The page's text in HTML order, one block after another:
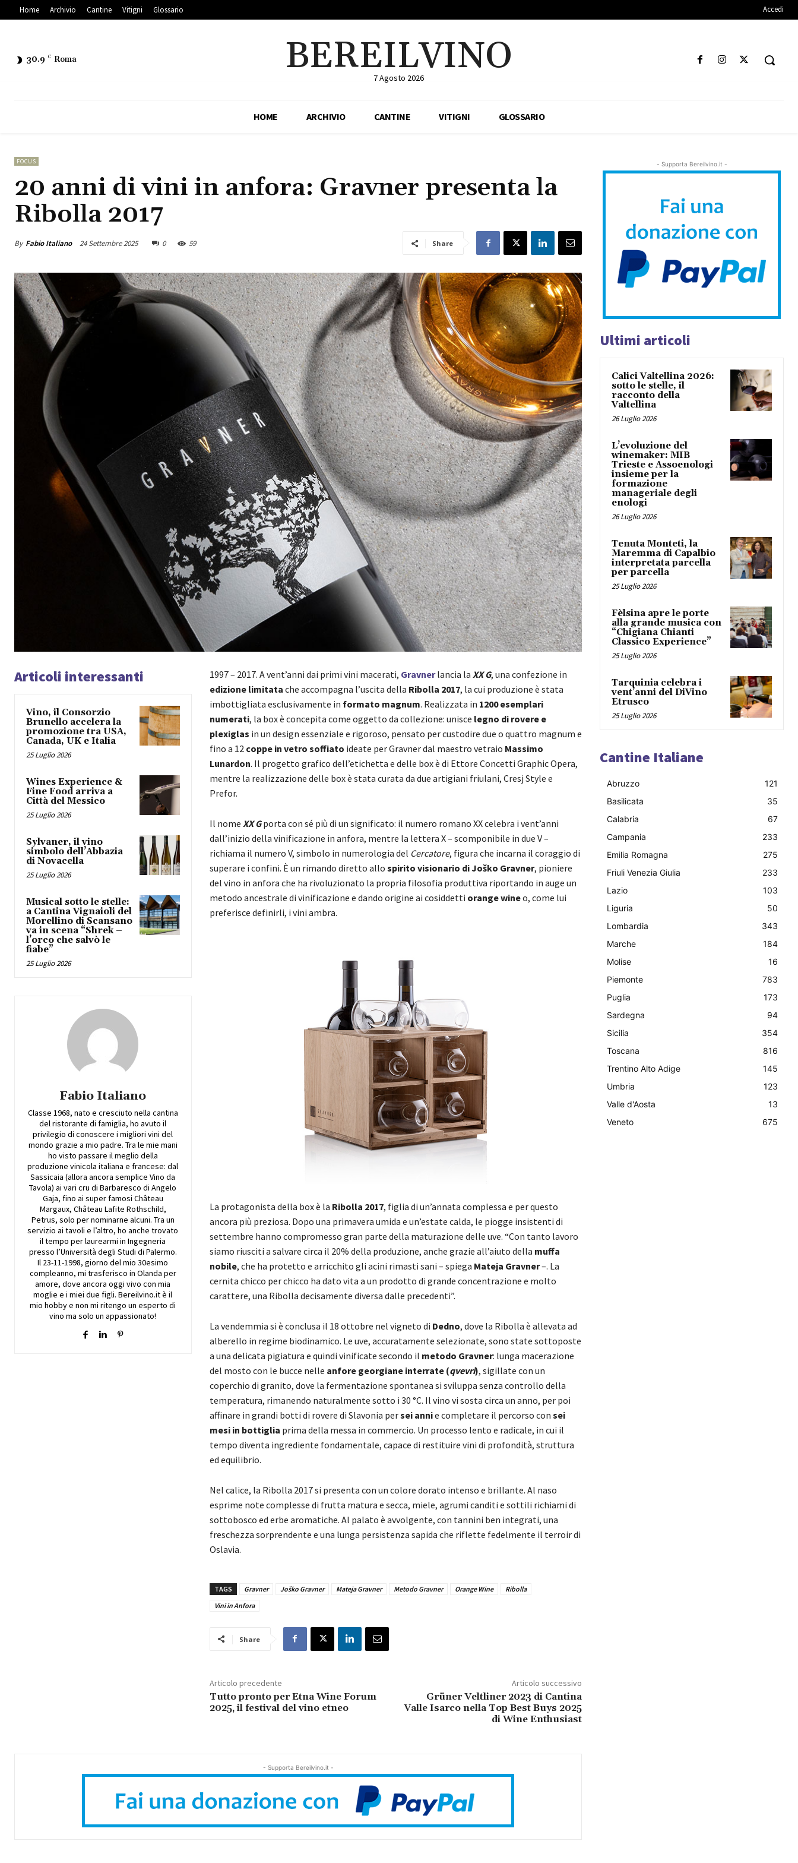
Home Archivio Cantine Vitigni Glossario Accedi
30.9 C Roma BEREILVINO
7 Agosto 2026
HOME ARCHIVIO CANTINE VITIGNI GLOSSARIO
FOCUS
20 anni di vini in anfora: Gravner presenta la
Ribolla 2017
By Fabio Italiano 24 Settembre 2025 0 59 Share
Articoli interessanti
Vino, il Consorzio
Brunello accelera la
promozione tra USA,
Canada, UK e Italia
25 Luglio 2026
Wines Experience &
Fine Food arriva a
Città del Messico
25 Luglio 2026
Sylvaner, il vino
simbolo dell’Abbazia
di Novacella
25 Luglio 2026
Musical sotto le stelle:
a Cantina Vignaioli del
Morellino di Scansano
va in scena “Shrek –
l’orco che salvò le
fiabe”
25 Luglio 2026
Fabio Italiano
Classe 1968, nato e cresciuto nella cantina
del ristorante di famiglia, ho avuto il
privilegio di conoscere i migliori vini del
mondo grazie a mio padre. Tra le mie mani
ho visto passare il meglio della
produzione vinicola italiana e francese: dal
Sassicaia (allora ancora semplice Vino da
Tavola) ai vari cru di Barbaresco di Angelo
Gaja, fino ai super famosi Château
Margaux, Château Lafite Rothschild,
Petrus, solo per nominarne alcuni. Tra un
servizio ai tavoli e l’altro, ho anche trovato
il tempo per laurearmi in Ingegneria
presso l’Università degli Studi di Palermo.
Il 23-11-1998, giorno del mio 30esimo
compleanno, mi trasferisco in Olanda per
amore, dove ancora oggi vivo con mia
moglie e i miei due figli. Bereilvino.it è il
mio hobby e non mi ritengo un esperto di
vino ma solo un appassionato!
1997 – 2017. A vent’anni dai primi vini macerati, Gravnerlancia la XX G, una confezione in
edizione limitata che accompagna l’uscita della Ribolla 2017, la cui produzione è stata
imbottigliata esclusivamente in formato magnum. Realizzata in 1200 esemplari
numerati, la box è concepita come oggetto da collezione: unisce legno di rovere e
plexiglas in un design essenziale e rigoroso, pensato per custodire due o quattro magnum e
fino a 12 coppe in vetro soffiato ideate per Gravner dal maestro vetraio Massimo
Lunardon. Il progetto grafico dell’etichetta e delle box è di Ettore Concetti Graphic Opera,
mentre la realizzazione delle box è stata curata da due artigiani friulani, Cresj Style e
Prefor.
Il nome XX Gporta con sé più di un significato: il numero romano XX celebra i vent’anni
dall’inizio della vinificazione in anfora, mentre la lettera X – scomponibile in due V –
richiama il numero V, simbolo in numerologia del Cercatore, figura che incarna il coraggio di
superare i confini. È un rimando diretto allo spirito visionario di Joško Gravner, pioniere
del vino in anfora che ha rivoluzionato la propria filosofia produttiva riportando in auge un
metodo ancestrale di vinificazione e dando origine ai cosiddetti orange wineo, come lui
preferisce definirli, i vini ambra.
La protagonista della box è la Ribolla 2017, figlia di un’annata complessa e per questo
ancora più preziosa. Dopo una primavera umida e un’estate calda, le piogge insistenti di
settembre hanno compromesso gran parte della maturazione delle uve. “Con tanto lavoro
siamo riusciti a salvare circa il 20% della produzione, anche grazie all’aiuto della muffa
nobile, che ha protetto e arricchito gli acini rimasti sani – spiega Mateja Gravner–. La
cernita chicco per chicco ha dato vita a un prodotto di grande concentrazione e molto
carattere, una Ribolla decisamente diversa dalle precedenti”.
La vendemmia si è conclusa il 18 ottobre nel vigneto di Dedno, dove la Ribolla è allevata ad
alberello in regime biodinamico. Le uve, accuratamente selezionate, sono state sottoposte
a una delicata pigiatura e quindi vinificate secondo il metodo Gravner: lunga macerazione
del mosto con le bucce nelle anfore georgiane interrate (qvevri), sigillate con un
coperchio di granito, dove la fermentazione spontanea si sviluppa senza controllo della
temperatura, rimanendo naturalmente sotto i 30 °C. Il vino vi sosta circa un anno, per poi
affinare in grandi botti di rovere di Slavonia persei annie completare il percorso con sei
mesi in bottiglia prima della messa in commercio. Un processo lento e radicale, in cui il
tempo diventa ingrediente fondamentale, capace di restituire vini di profondità, struttura
ed equilibrio.
Nel calice, la Ribolla 2017 si presenta con un colore dorato intenso e brillante. Al naso
esprime note complesse di frutta matura e secca, miele, agrumi canditi e sottili richiami di
sottobosco ed erbe aromatiche. Al palato è avvolgente, con tannini ben integrati, una
freschezza sorprendente e una lunga persistenza sapida che riflette fedelmente il terroir di
Oslavia.
TAGS Gravner Joško Gravner Mateja Gravner Metodo Gravner Orange Wine
Ribolla
Vini in Anfora
Share
Articolo precedente
Tutto pronto per Etna Wine Forum
2025, il festival del vino etneo
Articolo successivo
Grüner Veltliner 2023 di Cantina
Valle Isarco nella Top Best Buys 2025
di Wine Enthusiast
- Supporta Bereilvino.it -
- Supporta Bereilvino.it -
Ultimi articoli
Calici Valtellina 2026:
sotto le stelle, il
racconto della
Valtellina
26 Luglio 2026
L’evoluzione del
winemaker: MIB
Trieste e Assoenologi
insieme per la
formazione
manageriale degli
enologi
26 Luglio 2026
Tenuta Monteti, la
Maremma di Capalbio
interpretata parcella
per parcella
25 Luglio 2026
Fèlsina apre le porte
alla grande musica con
“Chigiana Chianti
Classico Experience”
25 Luglio 2026
Tarquinia celebra i
vent’anni del DiVino
Etrusco
25 Luglio 2026
Cantine Italiane
Abruzzo
121
Basilicata
35
Calabria
67
Campania
233
Emilia Romagna
275
Friuli Venezia Giulia
233
Lazio
103
Liguria
50
Lombardia
343
Marche
184
Molise
16
Piemonte
783
Puglia
173
Sardegna
94
Sicilia
354
Toscana
816
Trentino Alto Adige
145
Umbria
123
Valle d'Aosta
13
Veneto
675